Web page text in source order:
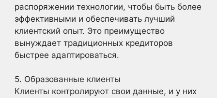
распоряжении технологии, чтобы быть более
эффективными и обеспечивать лучший
клиентский опыт. Это преимущество
вынуждает традиционных кредиторов
быстрее адаптироваться.
5. Образованные клиенты
Клиенты контролируют свои данные, и у них